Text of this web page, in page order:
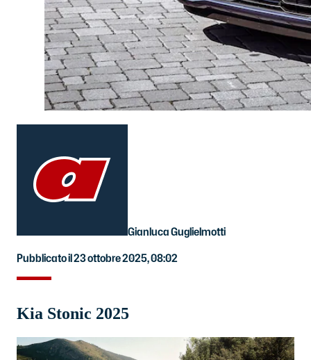
Gianluca Guglielmotti
Pubblicato il 23 ottobre 2025, 08:02
Kia Stonic 2025